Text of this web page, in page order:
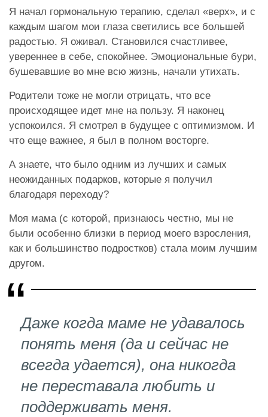
Я начал гормональную терапию, сделал «верх», и с
каждым шагом мои глаза светились все большей
радостью. Я оживал. Становился счастливее,
увереннее в себе, спокойнее. Эмоциональные бури,
бушевавшие во мне всю жизнь, начали утихать.
Родители тоже не могли отрицать, что все
происходящее идет мне на пользу. Я наконец
успокоился. Я смотрел в будущее с оптимизмом. И
что еще важнее, я был в полном восторге.
А знаете, что было одним из лучших и самых
неожиданных подарков, которые я получил
благодаря переходу?
Моя мама (с которой, признаюсь честно, мы не
были особенно близки в период моего взросления,
как и большинство подростков) стала моим лучшим
другом.
Даже когда маме не удавалось
понять меня (да и сейчас не
всегда удается), она никогда
не переставала любить и
поддерживать меня.